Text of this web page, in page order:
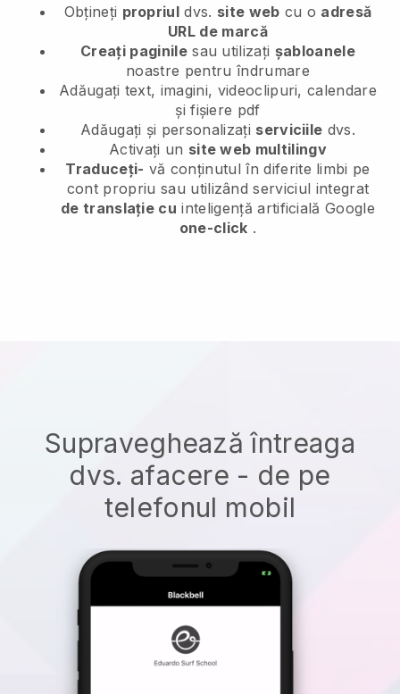
Obțineți propriul dvs. site web cu o adresă
URL de marcă
Creați paginilesau utilizați șabloanele
noastre pentru îndrumare
Adăugați text, imagini, videoclipuri, calendare
și fișiere pdf
Adăugați și personalizați serviciile dvs.
Activați un site web multilingv
Traduceți- vă conținutul în diferite limbi pe
cont propriu sau utilizând serviciul integrat
de translație cu inteligență artificială Google
one-click .
Supraveghează întreaga
dvs. afacere - de pe
telefonul mobil